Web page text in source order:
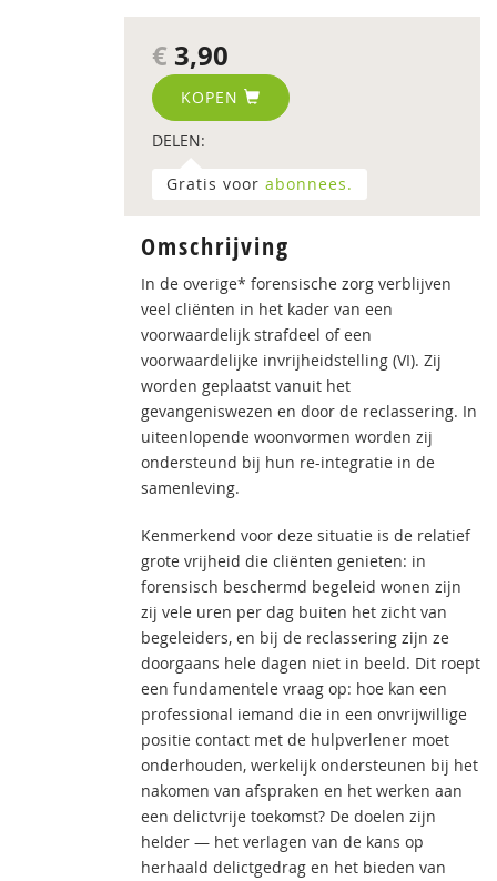
€ 3,90
KOPEN
DELEN:
Gratis voor abonnees.
Omschrijving
In de overige* forensische zorg verblijven
veel cliënten in het kader van een
voorwaardelijk strafdeel of een
voorwaardelijke invrijheidstelling (VI). Zij
worden geplaatst vanuit het
gevangeniswezen en door de reclassering. In
uiteenlopende woonvormen worden zij
ondersteund bij hun re-integratie in de
samenleving.
Kenmerkend voor deze situatie is de relatief
grote vrijheid die cliënten genieten: in
forensisch beschermd begeleid wonen zijn
zij vele uren per dag buiten het zicht van
begeleiders, en bij de reclassering zijn ze
doorgaans hele dagen niet in beeld. Dit roept
een fundamentele vraag op: hoe kan een
professional iemand die in een onvrijwillige
positie contact met de hulpverlener moet
onderhouden, werkelijk ondersteunen bij het
nakomen van afspraken en het werken aan
een delictvrije toekomst? De doelen zijn
helder — het verlagen van de kans op
herhaald delictgedrag en het bieden van